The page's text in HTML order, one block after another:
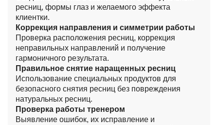
ресниц, формы глаз и желаемого эффекта
клиентки.
Коррекция направления и симметрии работы
Проверка расположения ресниц, коррекция
неправильных направлений и получение
гармоничного результата.
Правильное снятие наращенных ресниц
Использование специальных продуктов для
безопасного снятия ресниц без повреждения
натуральных ресниц.
Проверка работы тренером
Выявление ошибок, их исправление и